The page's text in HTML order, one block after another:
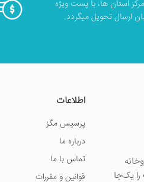
استان ها، با پست ویژه
یک‌جا
اطلاعات
پرسیس مگز
درباره ما
تماس با ما
قوانین و مقررات